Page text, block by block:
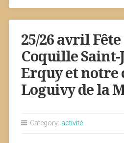
25/26 avril Fête
Coquille Saint-
Erquy et notre
Loguivy de la
Category: activité